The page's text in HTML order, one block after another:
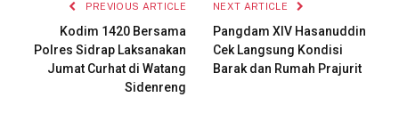
PREVIOUS ARTICLE
Kodim 1420 Bersama
Polres Sidrap Laksanakan
Jumat Curhat di Watang
Sidenreng
NEXT ARTICLE
Pangdam XIV Hasanuddin
Cek Langsung Kondisi
Barak dan Rumah Prajurit